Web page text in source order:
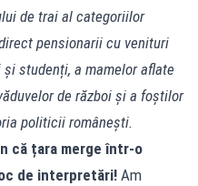
de trai al categoriilor
pensionarii cu venituri
studenți, a mamelor aflate
de război și a foștilor
politicii românești.
că țara merge într-o
de interpretări! Am